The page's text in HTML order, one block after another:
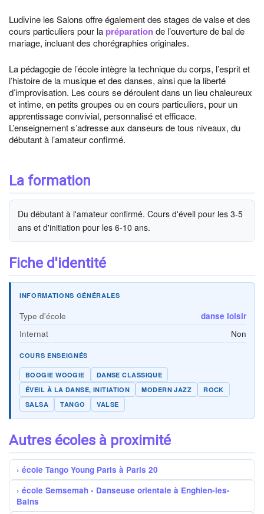
Ludivine les Salons offre également des stages de valse et des
cours particuliers pour la préparationde l’ouverture de bal de
mariage, incluant des chorégraphies originales.
La pédagogie de l’école intègre la technique du corps, l’esprit et
l’histoire de la musique et des danses, ainsi que la liberté
d’improvisation. Les cours se déroulent dans un lieu chaleureux
et intime, en petits groupes ou en cours particuliers, pour un
apprentissage convivial, personnalisé et efficace.
L’enseignement s’adresse aux danseurs de tous niveaux, du
débutant à l’amateur confirmé.
La formation
Du débutant à l'amateur confirmé. Cours d'éveil pour les 3-5
ans et d'initiation pour les 6-10 ans.
Fiche d'identité
INFORMATIONS GÉNÉRALES
Type d'école
danse loisir
Internat
Non
COURS ENSEIGNÉS
BOOGIE WOOGIE
DANSE CLASSIQUE
ÉVEIL À LA DANSE, INITIATION
MODERN JAZZ
ROCK
SALSA
TANGO VALSE
Autres écoles à proximité
école Tango Young Paris à Paris 20
école Semsemah - Danseuse orientale à Enghien-les-
Bains